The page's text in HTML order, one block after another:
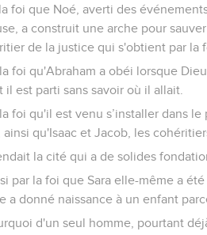
foi que Noé, averti des
a construit une arche pour
de la justice qui s'obtient par la
foi qu'Abraham a obéi lorsque
il est parti sans savoir où il allait.
foi qu'il est venu s’installer dans
ainsi qu'Isaac et Jacob, les
la cité qui a de solides
par la foi que Sara elle-même a
a donné naissance à un enfant
d'un seul homme, pourtant